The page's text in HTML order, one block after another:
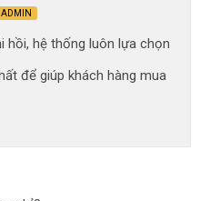
ADMIN
hồi, hệ thống luôn lựa chọn
để giúp khách hàng mua